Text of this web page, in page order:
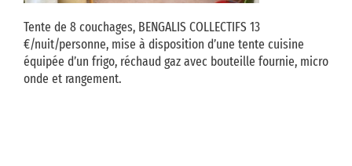
Tente de 8 couchages, BENGALIS COLLECTIFS 13
€/nuit/personne, mise à disposition d’une tente cuisine
équipée d’un frigo, réchaud gaz avec bouteille fournie, micro
onde et rangement.